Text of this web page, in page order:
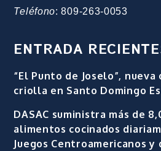
Teléfono: 809-263-0053
ENTRADA
“El Punto de Joselo”, nueva
criolla en Santo Domingo
DASAC suministra más de
alimentos cocinados
Juegos Centroamericanos y